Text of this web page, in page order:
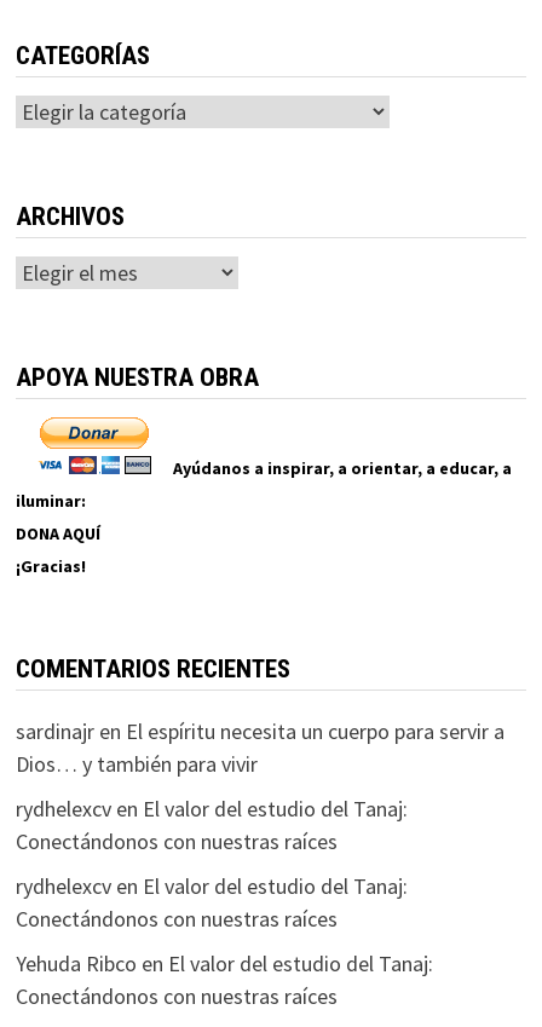
CATEGORÍAS
Categorías
ARCHIVOS
Archivos
APOYA NUESTRA OBRA
Ayúdanos a inspirar, a orientar, a educar, a
iluminar:
DONA AQUÍ
¡Gracias!
COMENTARIOS RECIENTES
sardinajren El espíritu necesita un cuerpo para servir a
Dios… y también para vivir
rydhelexcven El valor del estudio del Tanaj:
Conectándonos con nuestras raíces
rydhelexcven El valor del estudio del Tanaj:
Conectándonos con nuestras raíces
Yehuda Ribco en El valor del estudio del Tanaj:
Conectándonos con nuestras raíces